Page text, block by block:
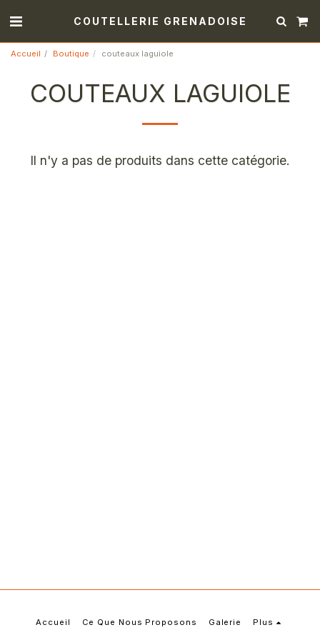
COUTELLERIE GRENADOISE
Accueil Boutique couteaux laguiole
COUTEAUX LAGUIOLE
Il n'y a pas de produits dans cette catégorie.
Accueil Ce Que Nous Proposons Galerie Plus